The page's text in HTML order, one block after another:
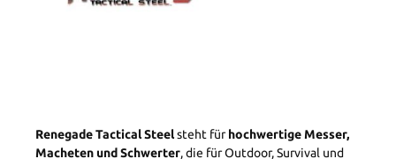
Renegade Tactical Steelsteht fürhochwertige Messer,
Macheten und Schwerter, die für Outdoor, Survival und